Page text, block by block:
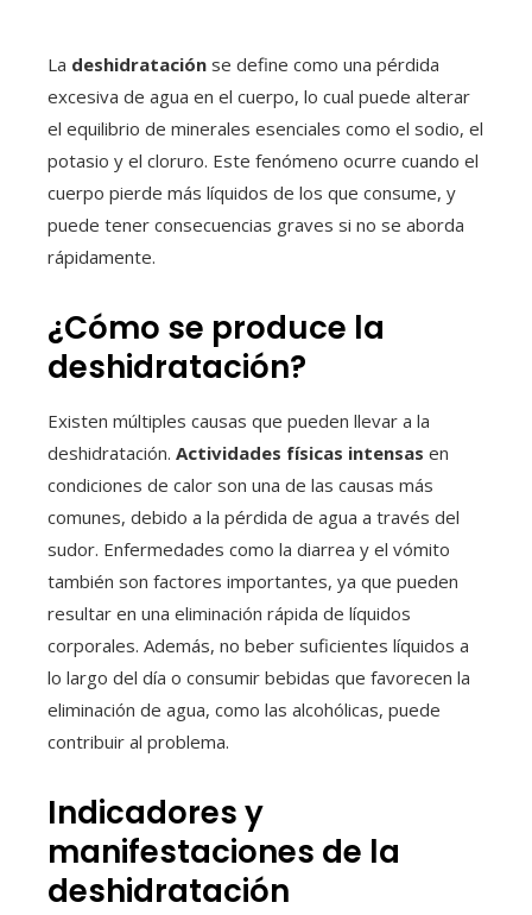
La deshidratación se define como una pérdida
excesiva de agua en el cuerpo, lo cual puede alterar
el equilibrio de minerales esenciales como el sodio, el
potasio y el cloruro. Este fenómeno ocurre cuando el
cuerpo pierde más líquidos de los que consume, y
puede tener consecuencias graves si no se aborda
rápidamente.
¿Cómo se produce la
deshidratación?
Existen múltiples causas que pueden llevar a la
deshidratación. Actividades físicas intensas en
condiciones de calor son una de las causas más
comunes, debido a la pérdida de agua a través del
sudor. Enfermedades como la diarrea y el vómito
también son factores importantes, ya que pueden
resultar en una eliminación rápida de líquidos
corporales. Además, no beber suficientes líquidos a
lo largo del día o consumir bebidas que favorecen la
eliminación de agua, como las alcohólicas, puede
contribuir al problema.
Indicadores y
manifestaciones de la
deshidratación